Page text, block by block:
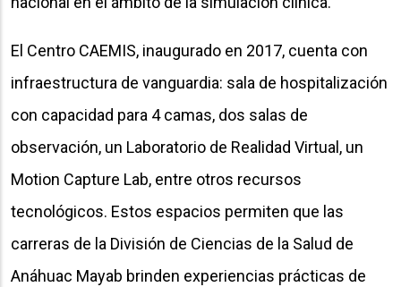
El Centro CAEMIS, inaugurado en 2017, cuenta con
infraestructura de vanguardia: sala de hospitalización
con capacidad para 4 camas, dos salas de
observación, un Laboratorio de Realidad Virtual, un
Motion Capture Lab, entre otros recursos
tecnológicos. Estos espacios permiten que las
carreras de la División de Ciencias de la Salud de
Anáhuac Mayab brinden experiencias prácticas de